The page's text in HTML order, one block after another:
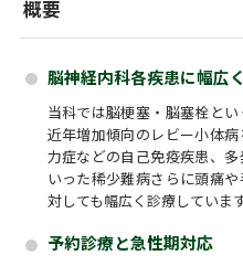
概要
脳神経内科各疾患に幅広
当科では脳梗塞・脳塞栓と
近年増加傾向のレビー小体
力症などの自己免疫疾患、
いった稀少難病さらに頭痛
対しても幅広く診療しています
予約診療と急性期対応